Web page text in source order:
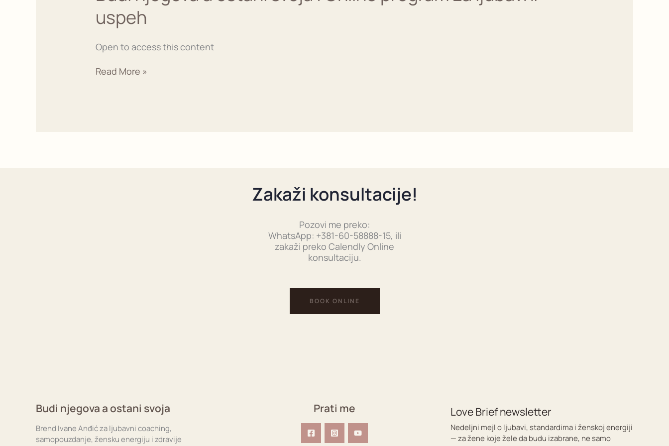
uspeh
Open to access this content
ostani
svoja
|
Online
za
Read More »
Zakaži konsultacije!
Pozovi me preko:
WhatsApp: +381-60-58888-15, ili
zakaži preko Calendly Online
konsultaciju.
BOOK ONLINE
Budi njegova a ostani svoja
Brend Ivane Anđić za ljubavni coaching,
samopouzdanje, žensku energiju i zdravije
Prati me Love Brief newsletter
Nedeljni mejl o ljubavi, standardima i ženskoj energiji
— za žene koje žele da budu izabrane, ne samo